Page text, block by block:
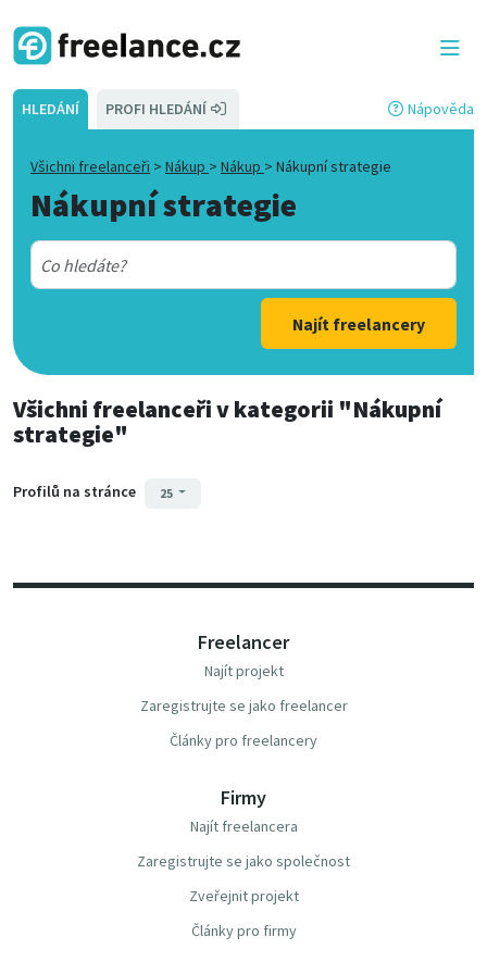
HLEDÁNÍ PROFI HLEDÁNÍ Nápověda
Všichni freelanceři > Nákup > Nákup > Nákupní strategie
Nákupní strategie
Najít freelancery
Všichni freelanceřiv kategorii "Nákupní
strategie"
Profilů na stránce 25
Freelancer
Najít projekt
Zaregistrujte se jako freelancer
Články pro freelancery
Firmy
Najít freelancera
Zaregistrujte se jako společnost
Zveřejnit projekt
Články pro firmy